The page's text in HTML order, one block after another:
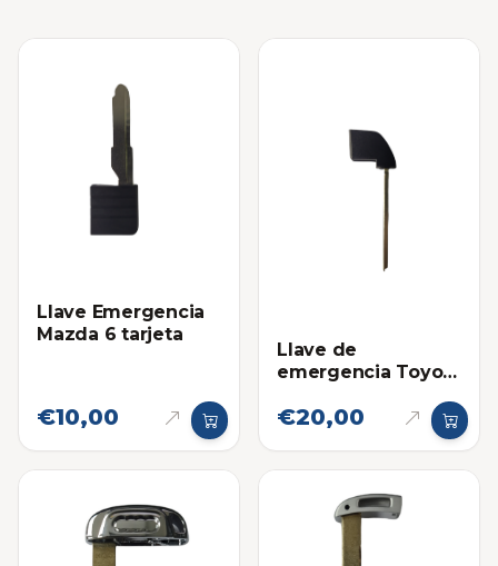
Llave Emergencia
Mazda 6 tarjeta
€10,00
Llave de
emergencia Toyota
(Modelo nuevo)
€20,00